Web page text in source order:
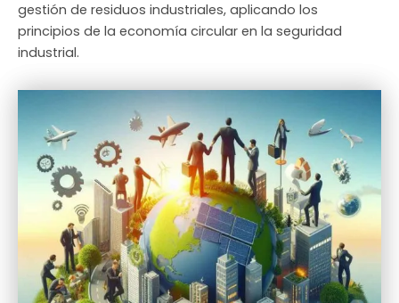
gestión de residuos industriales, aplicando los
principios de la economía circular en la seguridad
industrial.